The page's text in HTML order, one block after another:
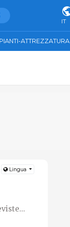
IT
ATTREZZATURA
Lingua